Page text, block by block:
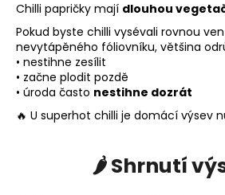
Chilli papričky mají dlouhou
Pokud byste chilli vysévali rovnou
nevytápěného fóliovníku, většina
• nestihne zesílit
• začne plodit pozdě
• úroda často nestihne dozrát
🔥 U superhot chilli je domácí výsev
🌶️ Shrnutí